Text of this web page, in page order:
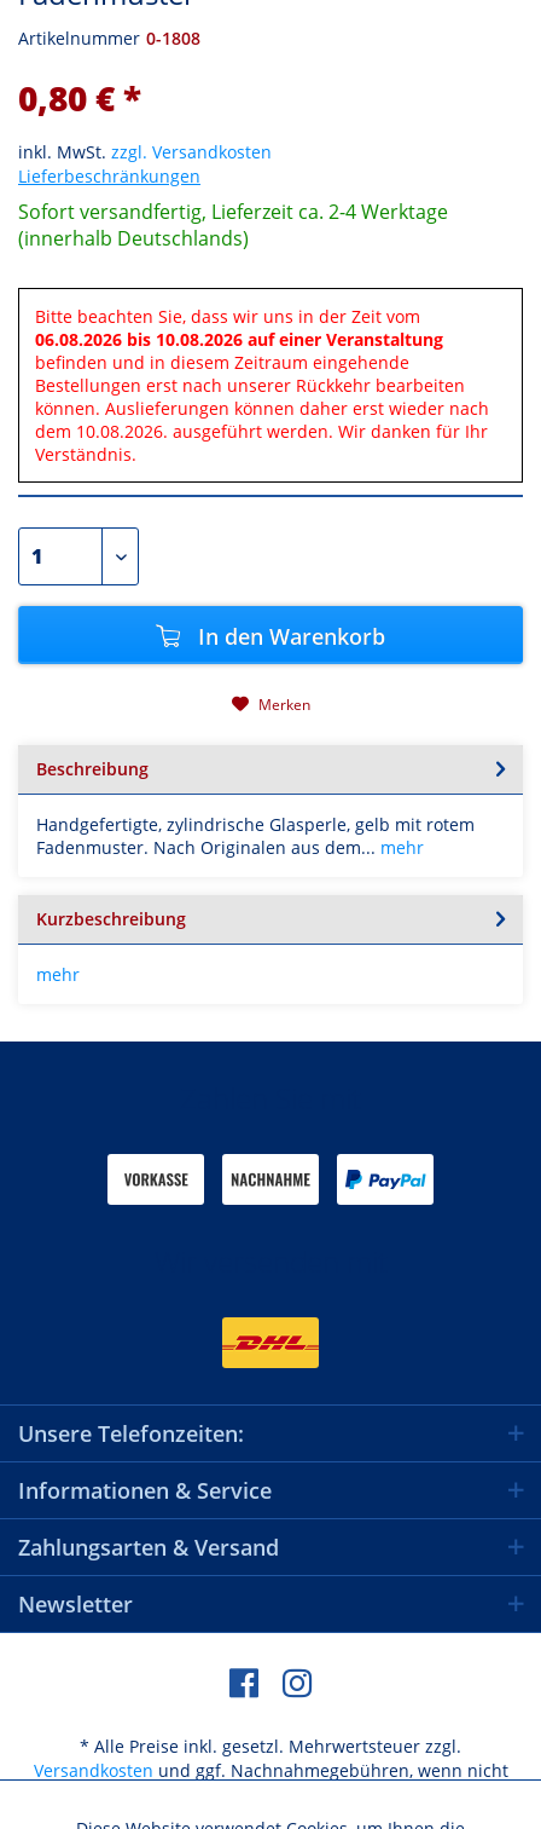
Artikelnummer 0-1808
0,80 € *
inkl. MwSt. zzgl. Versandkosten
Lieferbeschränkungen
Sofort versandfertig, Lieferzeit ca. 2-4 Werktage
(innerhalb Deutschlands)
Bitte beachten Sie, dass wir uns in der Zeit vom
06.08.2026 bis 10.08.2026 auf einer Veranstaltung
befinden und in diesem Zeitraum eingehende
Bestellungen erst nach unserer Rückkehr bearbeiten
können. Auslieferungen können daher erst wieder nach
dem 10.08.2026. ausgeführt werden. Wir danken für Ihr
Verständnis.
In den Warenkorb
Merken
Beschreibung
Handgefertigte, zylindrische Glasperle, gelb mit rotem
Fadenmuster. Nach Originalen aus dem... mehr
Kurzbeschreibung
mehr
Unsere Telefonzeiten:
Informationen & Service
Zahlungsarten & Versand
Newsletter
* Alle Preise inkl. gesetzl. Mehrwertsteuer zzgl.
Versandkosten und ggf. Nachnahmegebühren, wenn nicht